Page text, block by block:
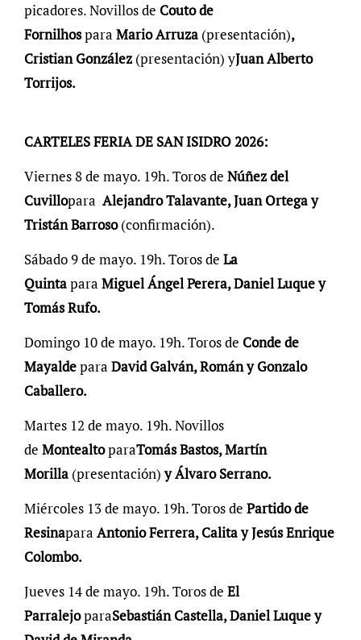
picadores. Novillos de Couto de
Fornilhospara Mario Arruza (presentación),
Cristian González (presentación) yJuan Alberto
Torrijos.
CARTELES FERIA DE SAN ISIDRO 2026:
Viernes 8 de mayo. 19h. Toros de Núñez del
Cuvillopara Alejandro Talavante, Juan Ortega y
Tristán Barroso(confirmación).
Sábado 9 de mayo. 19h. Toros de La
Quintapara Miguel Ángel Perera, Daniel Luque y
Tomás Rufo.
Domingo 10 de mayo. 19h. Toros de Conde de
Mayaldepara David Galván, Román y Gonzalo
Caballero.
Martes 12 de mayo. 19h. Novillos
de MontealtoparaTomás Bastos, Martín
Morilla (presentación)y Álvaro Serrano.
Miércoles 13 de mayo. 19h. Toros de Partido de
Resinapara Antonio Ferrera, Calita y Jesús Enrique
Colombo.
Jueves 14 de mayo. 19h. Toros de El
ParralejoparaSebastián Castella, Daniel Luque y